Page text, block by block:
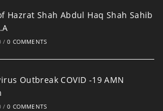
Hazrat Shah Abdul Haq Shah Sahib
/ 0 COMMENTS
Outbreak COVID -19 AMN
/ 0 COMMENTS